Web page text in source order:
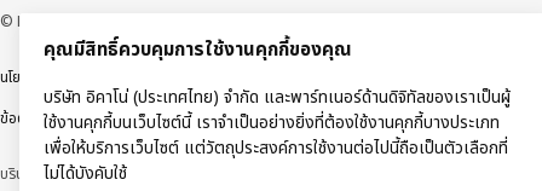
© Inter IKEA Systems B.V 1999-2026
นโยบายการคุ้มครองข้อมูลส่วนบุคคล
ข้อตกลงการซื้อสินค้า
บริษัท อิคาโน่ (ประเทศไทย) จำกัด (ทะเบียนเลขที่ 0105550011416)
คุณมีสิทธิ์ควบคุมการใช้งานคุกกี้ของคุณ
บริษัท อิคาโน่ (ประเทศไทย) จำกัด และพาร์ทเนอร์ด้านดิจิทัลของเราเป็นผู้
ใช้งานคุกกี้บนเว็บไซต์นี้ เราจำเป็นอย่างยิ่งที่ต้องใช้งานคุกกี้บางประเภท
เพื่อให้บริการเว็บไซต์ แต่วัตถุประสงค์การใช้งานต่อไปนี้ถือเป็นตัวเลือกที่
ไม่ได้บังคับใช้